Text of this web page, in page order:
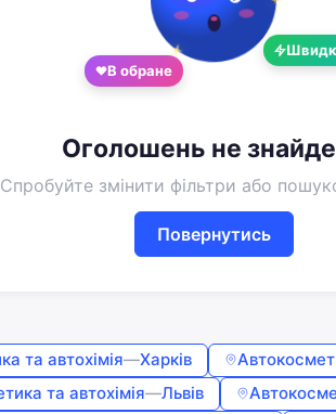
В обране
Оголошень не
Спробуйте змінити фільтри або
Повернутись
та автохімія—Харків
та автохімія—Львів
Google
або
Введіть номер або пошту